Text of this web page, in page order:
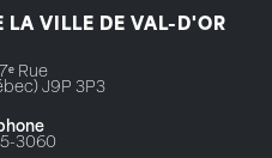
LA VILLE DE VAL-D'OR
Rue
J9P 3P3
3060